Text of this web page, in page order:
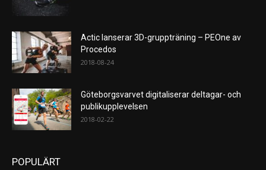
Actic lanserar 3D-gruppträning – PEOne av
Procedos
2018-08-24
Göteborgsvarvet digitaliserar deltagar- och
publikupplevelsen
2018-02-22
POPULÄRT